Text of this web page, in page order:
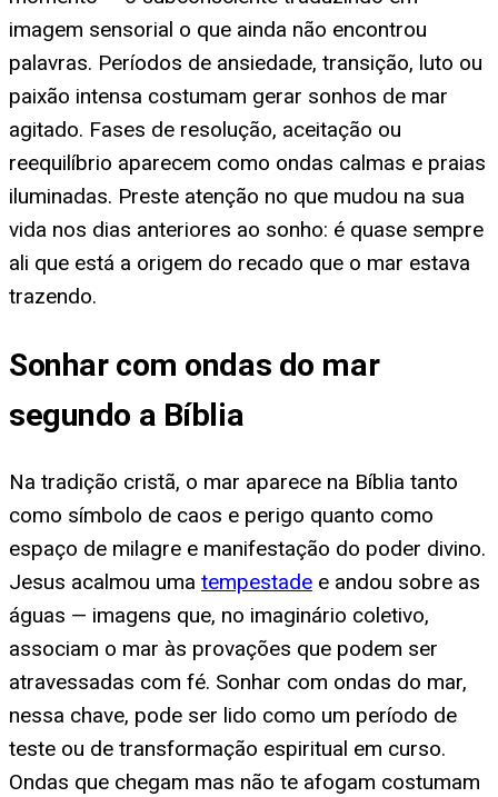
imagem sensorial o que ainda não encontrou
palavras. Períodos de ansiedade, transição, luto ou
paixão intensa costumam gerar sonhos de mar
agitado. Fases de resolução, aceitação ou
reequilíbrio aparecem como ondas calmas e praias
iluminadas. Preste atenção no que mudou na sua
vida nos dias anteriores ao sonho: é quase sempre
ali que está a origem do recado que o mar estava
trazendo.
Sonhar com ondas do mar
segundo a Bíblia
Na tradição cristã, o mar aparece na Bíblia tanto
como símbolo de caos e perigo quanto como
espaço de milagre e manifestação do poder divino.
Jesus acalmou uma tempestade e andou sobre as
águas — imagens que, no imaginário coletivo,
associam o mar às provações que podem ser
atravessadas com fé. Sonhar com ondas do mar,
nessa chave, pode ser lido como um período de
teste ou de transformação espiritual em curso.
Ondas que chegam mas não te afogam costumam